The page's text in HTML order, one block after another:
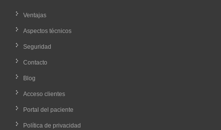
Ventajas
Aspectos técnicos
Seguridad
Contacto
Blog
Acceso clientes
Portal del paciente
Política de privacidad